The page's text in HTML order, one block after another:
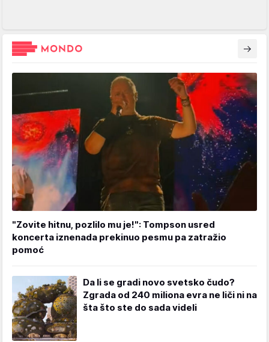
"Zovite hitnu, pozlilo mu je!": Tompson usred
koncerta iznenada prekinuo pesmu pa zatražio
pomoć
Da li se gradi novo svetsko čudo?
Zgrada od 240 miliona evra ne liči ni na
šta što ste do sada videli